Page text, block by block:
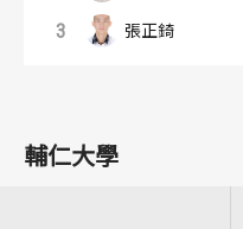
3 張正錡
1
1
輔仁大學